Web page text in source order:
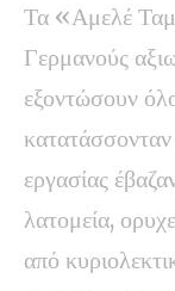
Τα «Αμελέ
Γερμανούς
εξοντώσουν
εργασίας
λατομεία,
από